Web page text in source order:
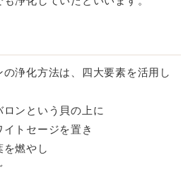
浄化方法は、四大要素を活用し
ンという貝の上に
トセージを置き
を燃やし